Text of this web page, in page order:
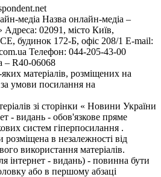
медіа Назва онлайн-медіа –
Адреса: 02091, місто Київ,
172-Б, офіс 208/1 E-mail:
Телефон: 044-205-43-00
– R40-06068
матеріалів, розміщених на
за умови посилання на
зі сторінки « Новини України
- видань - обов'язкове пряме
систем гіперпосилання .
в незалежності від
використання матеріалів.
інтернет - видань) - повинна бути
або в першому абзаці